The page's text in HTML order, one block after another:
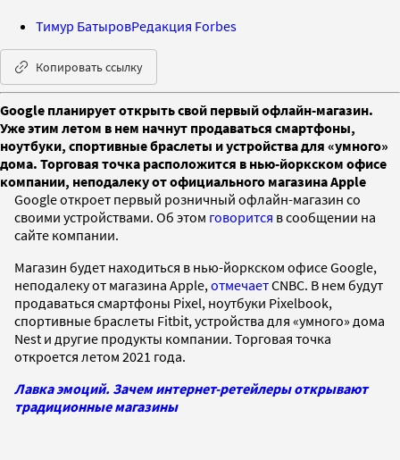
Тимур БатыровРедакция Forbes
Копировать ссылку
Google планирует открыть свой первый офлайн-магазин.
Уже этим летом в нем начнут продаваться смартфоны,
ноутбуки, спортивные браслеты и устройства для «умного»
дома. Торговая точка расположится в нью-йоркском офисе
компании, неподалеку от официального магазина Apple
Google откроет первый розничный офлайн-магазин со
своими устройствами. Об этом говорится в сообщении на
сайте компании.
Магазин будет находиться в нью-йоркском офисе Google,
неподалеку от магазина Apple, отмечаетCNBC. В нем будут
продаваться смартфоны Pixel, ноутбуки Pixelbook,
спортивные браслеты Fitbit, устройства для «умного» дома
Nest и другие продукты компании. Торговая точка
откроется летом 2021 года.
Лавка эмоций. Зачем интернет-ретейлеры открывают
традиционные магазины